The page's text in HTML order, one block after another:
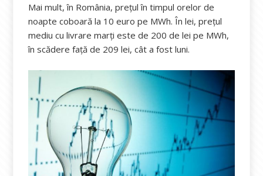
Mai mult, în România, preţul în timpul orelor de
noapte coboară la 10 euro pe MWh. În lei, preţul
mediu cu livrare marţi este de 200 de lei pe MWh,
în scădere faţă de 209 lei, cât a fost luni.